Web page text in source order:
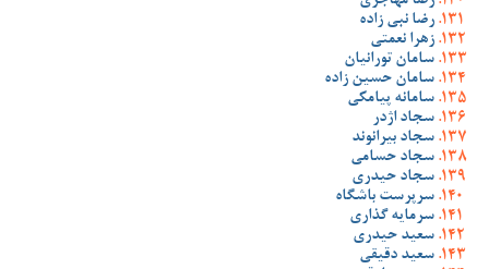
رضا نبی زاده
زهرا نعمتی
سامان تورانیان
سامان حسین زاده
سامانه پیامکی
سجاد اژدر
سجاد بیرانوند
سجاد حسامی
سجاد حیدری
سرپرست باشگاه
سرمایه گذاری
سعید حیدری
سعید دقیقی